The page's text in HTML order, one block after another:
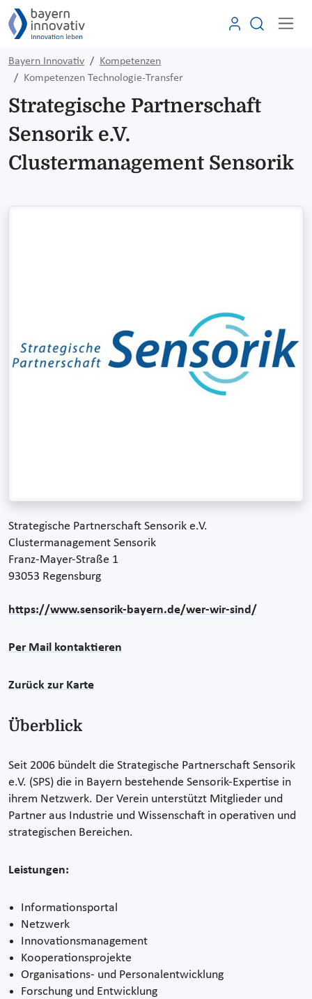
Bayern Innovativ
Kompetenzen
Kompetenzen Technologie-Transfer
Strategische Partnerschaft
Sensorik e.V.
Clustermanagement Sensorik
Strategische Partnerschaft Sensorik e.V.
Clustermanagement Sensorik
Franz-Mayer-Straße 1
93053 Regensburg
https://www.sensorik-bayern.de/wer-wir-sind/
Per Mail kontaktieren
Zurück zur Karte
Überblick
Seit 2006 bündelt die Strategische Partnerschaft Sensorik
e.V. (SPS) die in Bayern bestehende Sensorik-Expertise in
ihrem Netzwerk. Der Verein unterstützt Mitglieder und
Partner aus Industrie und Wissenschaft in operativen und
strategischen Bereichen.
Leistungen:
Informationsportal
Netzwerk
Innovationsmanagement
Kooperationsprojekte
Organisations- und Personalentwicklung
Forschung und Entwicklung